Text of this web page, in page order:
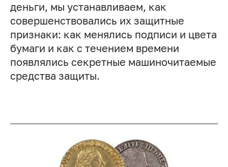
деньги, мы устанавливаем, как
совершенствовались их защитные
признаки: как менялись подписи и цвета
бумаги и как с течением времени
появлялись секретные машиночитаемые
средства защиты.